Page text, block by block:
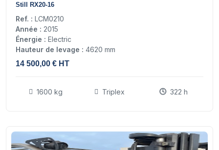
Still RX20-16
Ref. : LCM0210
Année : 2015
Énergie : Electric
Hauteur de levage : 4620 mm
14 500,00 € HT
1600 kg Triplex 322 h